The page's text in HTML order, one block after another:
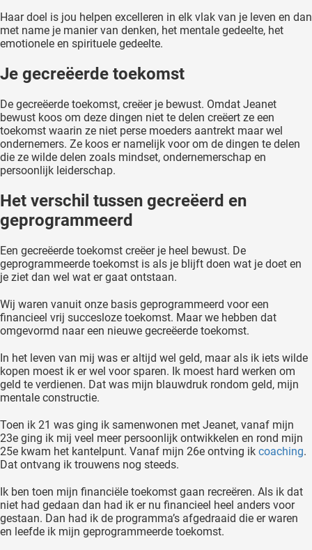
Haar doel is jou helpen excelleren in elk vlak van je leven en dan
met name je manier van denken, het mentale gedeelte, het
emotionele en spirituele gedeelte.
Je gecreëerde toekomst
De gecreëerde toekomst, creëer je bewust. Omdat Jeanet
bewust koos om deze dingen niet te delen creëert ze een
toekomst waarin ze niet perse moeders aantrekt maar wel
ondernemers. Ze koos er namelijk voor om de dingen te delen
die ze wilde delen zoals mindset, ondernemerschap en
persoonlijk leiderschap.
Het verschil tussen gecreëerd en
geprogrammeerd
Een gecreëerde toekomst creëer je heel bewust. De
geprogrammeerde toekomst is als je blijft doen wat je doet en
je ziet dan wel wat er gaat ontstaan.
Wij waren vanuit onze basis geprogrammeerd voor een
financieel vrij succesloze toekomst. Maar we hebben dat
omgevormd naar een nieuwe gecreëerde toekomst.
In het leven van mij was er altijd wel geld, maar als ik iets wilde
kopen moest ik er wel voor sparen. Ik moest hard werken om
geld te verdienen. Dat was mijn blauwdruk rondom geld, mijn
mentale constructie.
Toen ik 21 was ging ik samenwonen met Jeanet, vanaf mijn
23e ging ik mij veel meer persoonlijk ontwikkelen en rond mijn
25e kwam het kantelpunt. Vanaf mijn 26e ontving ik coaching.
Dat ontvang ik trouwens nog steeds.
Ik ben toen mijn financiële toekomst gaan recreëren. Als ik dat
niet had gedaan dan had ik er nu financieel heel anders voor
gestaan. Dan had ik de programma’s afgedraaid die er waren
en leefde ik mijn geprogrammeerde toekomst.